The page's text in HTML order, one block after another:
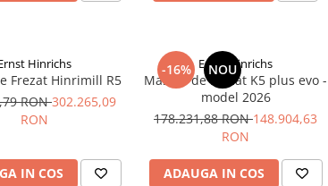
Hinrichs
Frezat Hinrimill R5
RON302.265,09
RON
IN COS
-16% NOU
Ernst Hinrichs
Masina de Frezat K5 plus evo -
model 2026
178.231,88 RON148.904,63
RON
ADAUGA IN COS